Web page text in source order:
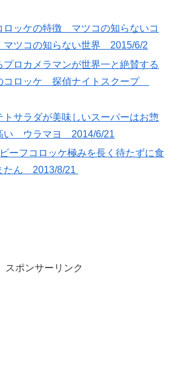
ロッケの特徴 マツコの知らないコ
ツコの知らない世界 2015/6/2
プロカメラマンが世界一と絶賛する
コロッケ 探偵ナイトスクープ
トサラダが美味しいスーパーはお惣
い ウラマヨ 2014/6/21
ーフコロッケ極みを長く待たずに食
ん 2013/8/21
スポンサーリンク